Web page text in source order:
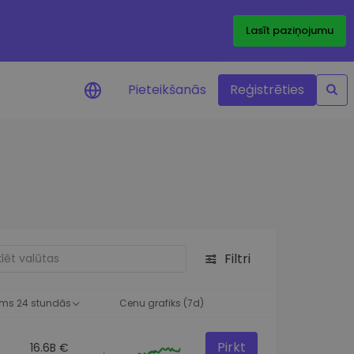
Lasīt paziņojumu
Pieteikšanās Reģistrēties
Filtri
24 stundās Cenu grafiks (7d)
16.6B € Pirkt